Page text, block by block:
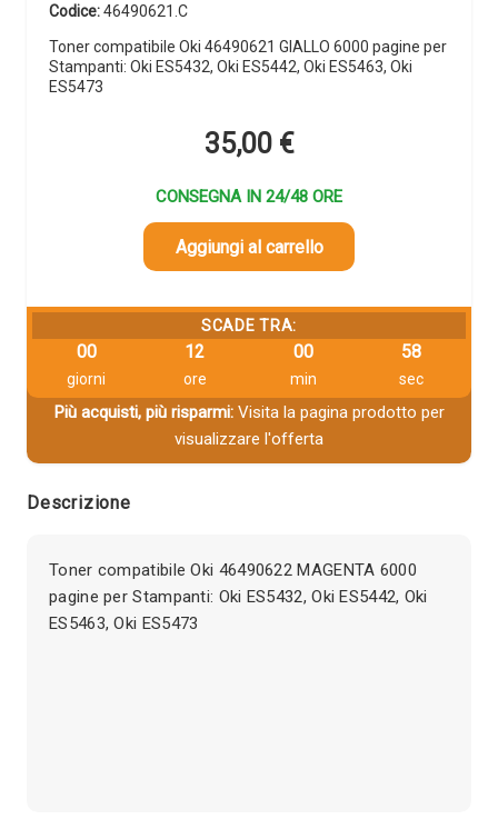
Codice:46490621.C
Toner compatibile Oki 46490621 GIALLO 6000 pagine per
Stampanti: Oki ES5432, Oki ES5442, Oki ES5463, Oki
ES5473
35,00 €
CONSEGNA IN 24/48 ORE
Aggiungi al carrello
SCADE TRA:
00
giorni
12
ore
00
min
57
sec
Più acquisti, più risparmi:Visita la pagina prodotto per
visualizzare l'offerta
Descrizione
Toner compatibile Oki 46490622 MAGENTA 6000
pagine per Stampanti: Oki ES5432, Oki ES5442, Oki
ES5463, Oki ES5473